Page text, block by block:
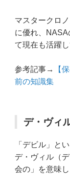
マスタークロ
に優れ、
て現在も活躍し
参考記事→
【
前の知識集
デ・ヴィ
「デビル」と
デ・ヴィル（
会の」を意味し